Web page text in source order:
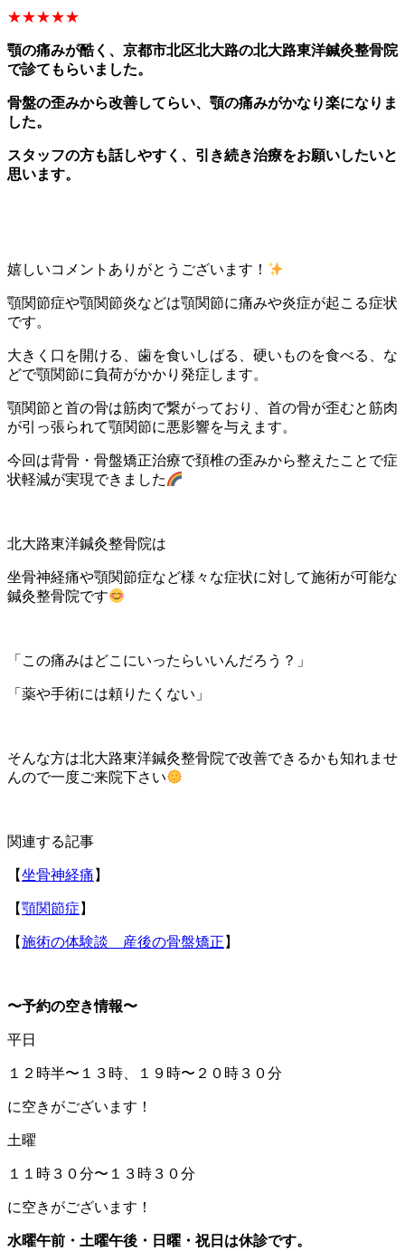
★★★★★
顎の痛みが酷く、京都市北区北大路の北大路東洋鍼灸整骨院
で診てもらいました。
骨盤の歪みから改善してらい、顎の痛みがかなり楽になりま
した。
スタッフの方も話しやすく、引き続き治療をお願いしたいと
思います。
嬉しいコメントありがとうございます！
顎関節症や顎関節炎などは顎関節に痛みや炎症が起こる症状
です。
大きく口を開ける、歯を食いしばる、硬いものを食べる、な
どで顎関節に負荷がかかり発症します。
顎関節と首の骨は筋肉で繋がっており、首の骨が歪むと筋肉
が引っ張られて顎関節に悪影響を与えます。
今回は背骨・骨盤矯正治療で頚椎の歪みから整えたことで症
状軽減が実現できました
北大路東洋鍼灸整骨院は
坐骨神経痛や顎関節症など様々な症状に対して施術が可能な
鍼灸整骨院です
「この痛みはどこにいったらいいんだろう？」
「薬や手術には頼りたくない」
そんな方は北大路東洋鍼灸整骨院で改善できるかも知れませ
んので一度ご来院下さい
関連する記事
【坐骨神経痛 】
【顎関節症 】
【施術の体験談 産後の骨盤矯正 】
〜予約の空き情報〜
平日
１２時半〜１３時、１９時〜２０時３０分
に空きがございます！
土曜
１１時３０分〜１３時３０分
に空きがございます！
水曜午前・土曜午後・日曜・祝日は休診です。